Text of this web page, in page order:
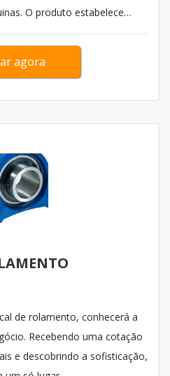
O produto estabelece
e desenvolvimento de
e oferecendo suporte
agora
de rolamento, conhecerá a
Recebendo uma cotação
e descobrindo a sofisticação,